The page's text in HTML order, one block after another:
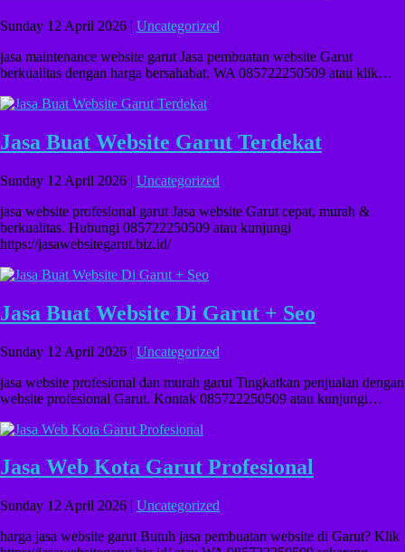
Sunday 12 April 2026 | Uncategorized
jasa maintenance website garut Jasa pembuatan website Garut
berkualitas dengan harga bersahabat. WA 085722250509 atau klik…
Jasa Buat Website Garut Terdekat
Sunday 12 April 2026 | Uncategorized
jasa website profesional garut Jasa website Garut cepat, murah &
berkualitas. Hubungi 085722250509 atau kunjungi
https://jasawebsitegarut.biz.id/
Jasa Buat Website Di Garut + Seo
Sunday 12 April 2026 | Uncategorized
jasa website profesional dan murah garut Tingkatkan penjualan dengan
website profesional Garut. Kontak 085722250509 atau kunjungi…
Jasa Web Kota Garut Profesional
Sunday 12 April 2026 | Uncategorized
harga jasa website garut Butuh jasa pembuatan website di Garut? Klik